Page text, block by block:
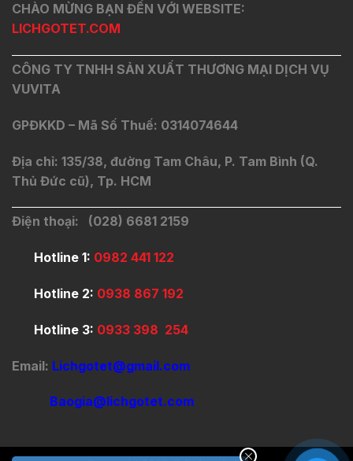
CHÀO MỪNG BẠN ĐẾN VỚI WEBSITE:
LICHGOTET.COM
CÔNG TY TNHH SẢN XUẤT THƯƠNG MẠI DỊCH VỤ
VUVITA
GPĐKKD – Mã Số Thuế: 0314074644
Địa chỉ: 135/38, đường Tam Châu, P. Tam Bình (Q.
Thủ Đức cũ), Tp. HCM
Điện thoại: (028) 6681 2159
Hotline 1: 0982 441 122
Hotline 2: 0938 867 192
Hotline 3: 0933 398 254
Email: Lichgotet@gmail.com
Baogia@lichgotet.com